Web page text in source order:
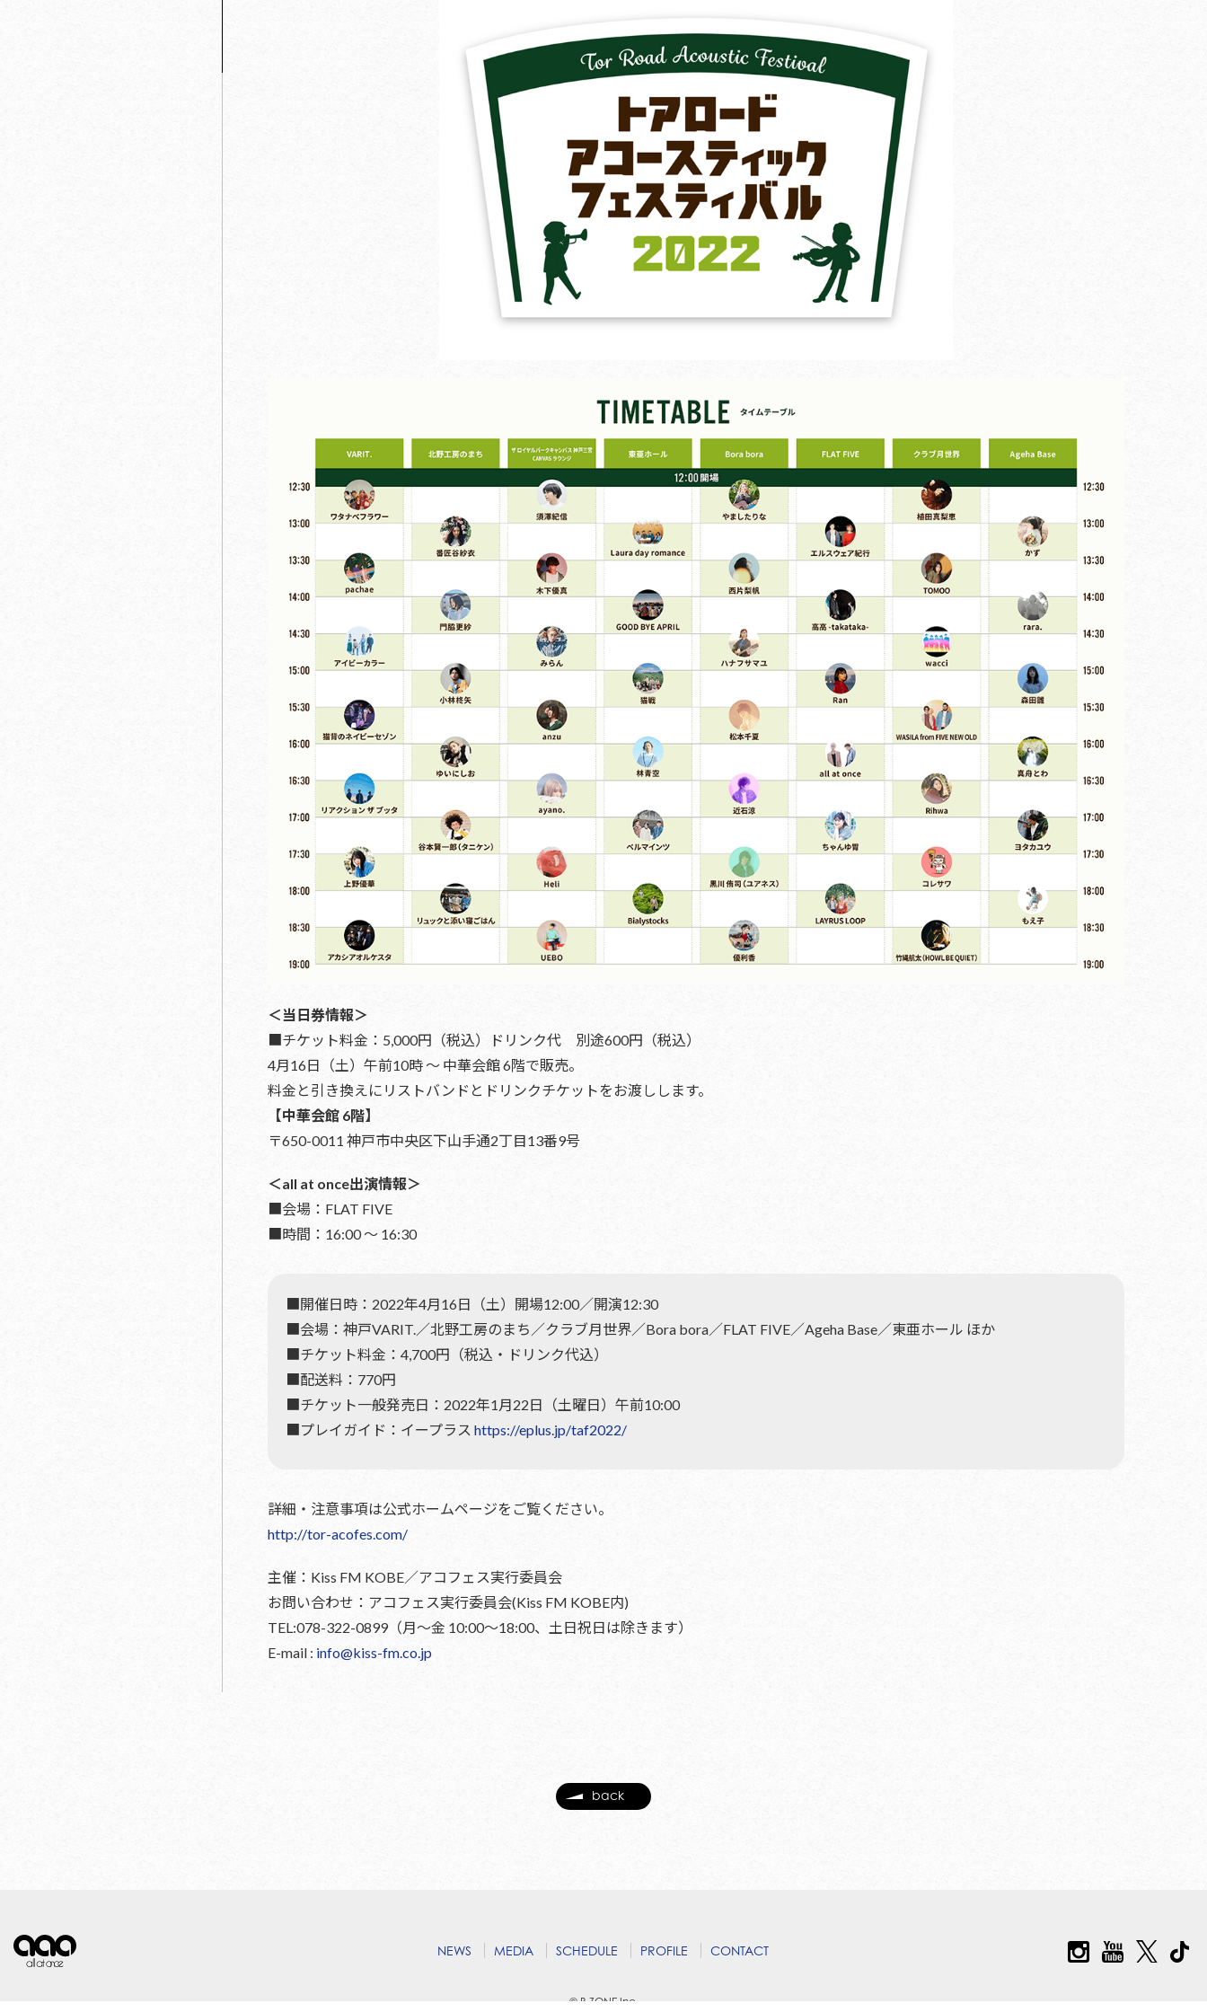
＜当日券情報＞
■チケット料金：5,000円（税込）ドリンク代 別途600円（税込）
4月16日（土）午前10時 ～ 中華会館 6階で販売。
料金と引き換えにリストバンドとドリンクチケットをお渡しします。
【中華会館 6階】
〒650-0011 神戸市中央区下山手通2丁目13番9号
＜all at once出演情報＞
■会場：FLAT FIVE
■時間：16:00 〜 16:30
■開催日時：2022年4月16日（土）開場12:00／開演12:30
■会場：神戸VARIT.／北野工房のまち／クラブ月世界／Bora bora／FLAT FIVE／Ageha Base／東亜ホール ほか
■チケット料金：4,700円（税込・ドリンク代込）
■配送料：770円
■チケット一般発売日：2022年1月22日（土曜日）午前10:00
■プレイガイド：イープラス https://eplus.jp/taf2022/
詳細・注意事項は公式ホームページをご覧ください。
http://tor-acofes.com/
主催：Kiss FM KOBE／アコフェス実行委員会
お問い合わせ：アコフェス実行委員会(Kiss FM KOBE内)
TEL:078-322-0899（月～金 10:00～18:00、土日祝日は除きます）
E-mail : info@kiss-fm.co.jp
back
NEWS MEDIA SCHEDULE PROFILE CONTACT
© B ZONE,Inc.